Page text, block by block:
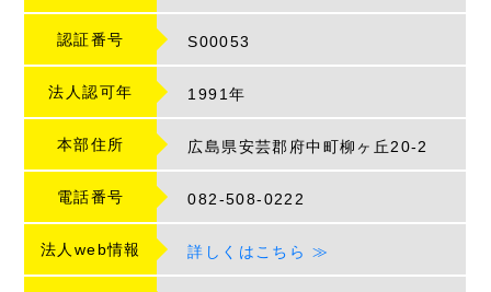
認証番号 S00053
法人認可年 1991年
本部住所 広島県安芸郡府中町柳ヶ丘20-2
電話番号 082-508-0222
法人web情報 詳しくはこちら ≫